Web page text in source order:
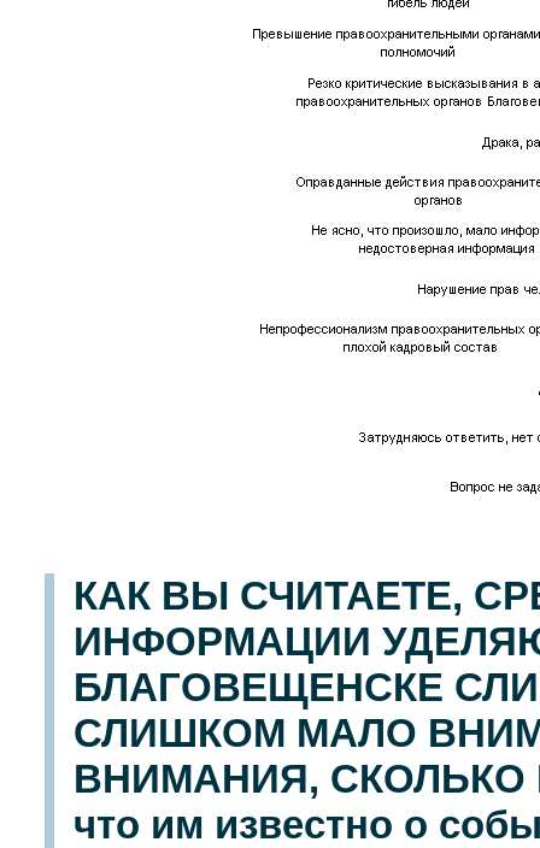
КАК ВЫ СЧИТАЕТЕ,
ИНФОРМАЦИИ
БЛАГОВЕЩЕНСКЕ
СЛИШКОМ МАЛО
ВНИМАНИЯ, СКОЛЬКО
что им известно о